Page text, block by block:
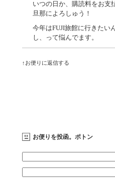
いつの日か、購読料をお支
旦那によろしゅう！
今年はFUJI旅館に行きたい
し、って悩んでます。
↑お便りに返信する
お便りを投函。ポトン